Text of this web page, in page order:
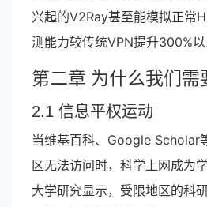
兴起的V2Ray甚至能模拟正常
测能力较传统VPN提升300%以
第二章 为什么我们需
2.1 信息平权运动
当维基百科、Google Scholar
区无法访问时，科学上网成为
大学研究显示，受限地区的科